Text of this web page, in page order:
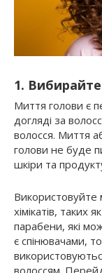
1.
Миття голови є
догляді за
волосся. Миття
голови не буде
шкіри та
Використовуйте
хімікатів, таких
парабени, які
є спінювачами,
волоссям.